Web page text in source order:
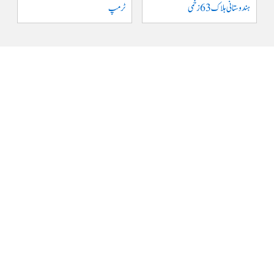
ہندوستانی ہلاک 63 زخمی
ٹرمپ